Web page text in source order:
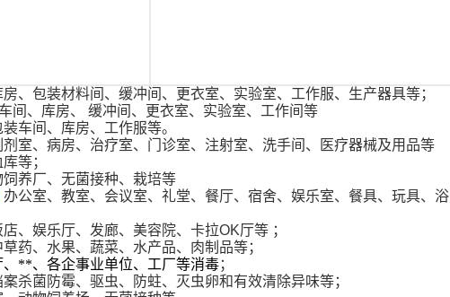
、包装材料间、缓冲间、更衣室、实验室、工作服、生产器具等；
间、库房、 缓冲间、更衣室、实验室、工作间等
车间、库房、工作服等。
室、病房、治疗室、门诊室、注射室、洗手间、医疗器械及用品等
等；
养厂、无菌接种、栽培等
办公室、教室、会议室、礼堂、餐厅、宿舍、娱乐室、餐具、玩具、浴
、娱乐厅、发廊、美容院、卡拉OK厅等 ；
药、水果、蔬菜、水产品、肉制品等；
**、各企事业单位、工厂等消毒；
案杀菌防霉、驱虫、防蛀、灭虫卵和有效清除异味等；